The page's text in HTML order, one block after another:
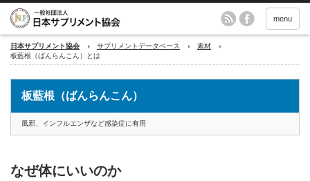
menu
日本サプリメント協会 サプリメントデータベース
素材
板藍根（ばんらんこん）とは
板藍根（ばんらんこん）
風邪、インフルエンザなど感染症に有用
なぜ体にいいのか